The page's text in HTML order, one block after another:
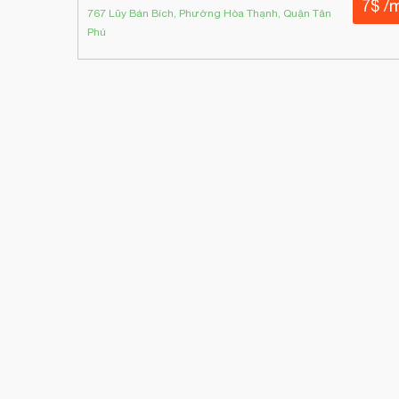
767 Lũy Bán Bích, Phường Hòa Thạnh, Quận Tân
Phú
7$ /